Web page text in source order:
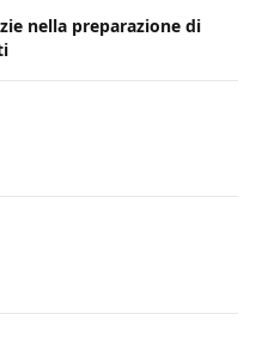
nella preparazione di